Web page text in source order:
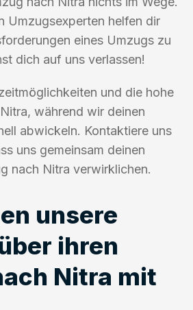
Umzugsexperten helfen dir
eines Umzugs zu
dich auf uns verlassen!
und die hohe
während wir deinen
abwickeln. Kontaktiere uns
uns gemeinsam deinen
nach Nitra verwirklichen.
unsere
ihren
Nitra mit